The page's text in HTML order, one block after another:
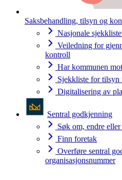
Saksbehandling, tilsyn og
Nasjonale
Veiledning for
kontroll
Har kommunen
Sjekkliste for tilsyn
Digitalisering av
Sentral godkjenning
Søk om, endre
Finn foretak
Overføre sentral
organisasjonsnummer